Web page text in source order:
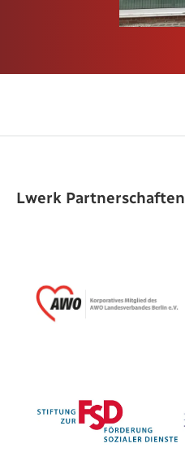
Lwerk Partnerschaften